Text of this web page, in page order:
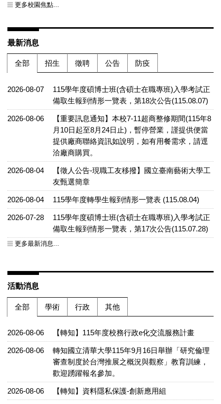
線上列印
更多校園焦點...
最新消息
全部 招生 徵聘 公告 防疫
2026-08-07
115學年度碩博士班(含碩士在職專班)入學考試正
備取生報到情形一覽表，第18次公告(115.08.07)
2026-08-06
【重要訊息通知】本校7-11超商整修期間(115年8
月10日起至8月24日止)，暫停營業，謹提供便當
提供廠商聯絡資訊如說明，如有用餐需求，請逕
洽廠商購買。
2026-08-04
【徵人公告-現職工友移撥】國立臺南藝術大學工
友甄選簡章
2026-08-04 115學年度轉學生報到情形一覽表 (115.08.04)
2026-07-28
115學年度碩博士班(含碩士在職專班)入學考試正
備取生報到情形一覽表，第17次公告(115.07.28)
更多最新消息...
活動消息
全部 學術 行政 其他
2026-08-06 【轉知】115年度校務行政e化交流服務計畫
2026-08-06
轉知國立清華大學115年9月16日舉辦「研究倫理
審查制度於台灣推展之概況與觀察」教育訓練，
歡迎踴躍報名參加。
2026-08-06 【轉知】資料隱私保護-創新應用組